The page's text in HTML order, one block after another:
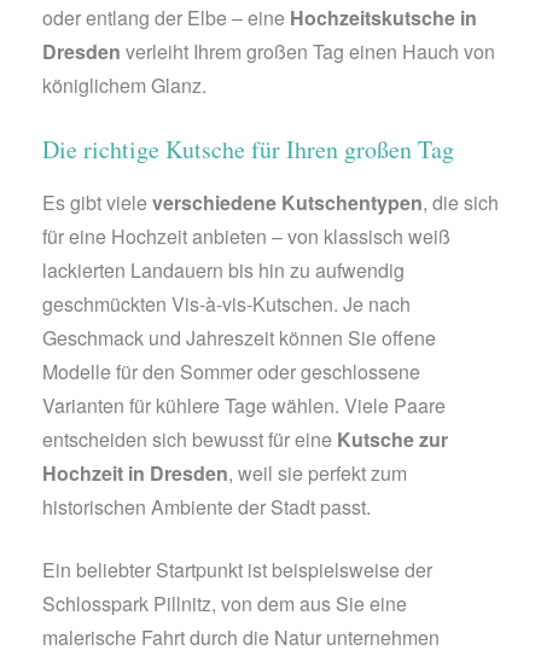
oder entlang der Elbe – eine Hochzeitskutsche in
Dresden verleiht Ihrem großen Tag einen Hauch von
königlichem Glanz.
Die richtige Kutsche für Ihren großen Tag
Es gibt viele verschiedene Kutschentypen, die sich
für eine Hochzeit anbieten – von klassisch weiß
lackierten Landauern bis hin zu aufwendig
geschmückten Vis-à-vis-Kutschen. Je nach
Geschmack und Jahreszeit können Sie offene
Modelle für den Sommer oder geschlossene
Varianten für kühlere Tage wählen. Viele Paare
entscheiden sich bewusst für eine Kutsche zur
Hochzeit in Dresden, weil sie perfekt zum
historischen Ambiente der Stadt passt.
Ein beliebter Startpunkt ist beispielsweise der
Schlosspark Pillnitz, von dem aus Sie eine
malerische Fahrt durch die Natur unternehmen